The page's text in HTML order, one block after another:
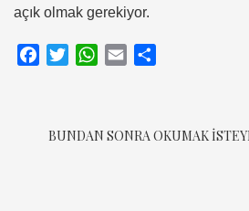
açık olmak gerekiyor.
Facebook
TwitterWhatsApp
Email
BUNDAN SONRA OKUMAK